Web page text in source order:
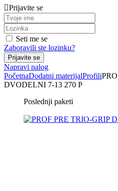
Prijavite se
Seti me se
Zaboravili ste lozinku?
Napravi nalog
PočetnaDodatni materijalProfili
DVODELNI 7-13 270 P
Poslednji paketi